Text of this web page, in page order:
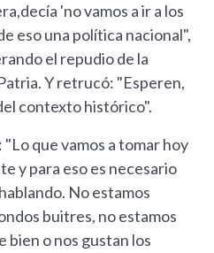
'no vamos a ir a los
eso una política nacional",
el repudio de la
Y retrucó: "Esperen,
contexto histórico".
que vamos a tomar hoy
y para eso es necesario
No estamos
buitres, no estamos
bien o nos gustan los